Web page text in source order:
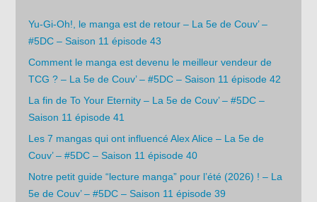
Yu-Gi-Oh!, le manga est de retour – La 5e de Couv’ –
#5DC – Saison 11 épisode 43
Comment le manga est devenu le meilleur vendeur de
TCG ? – La 5e de Couv’ – #5DC – Saison 11 épisode 42
La fin de To Your Eternity – La 5e de Couv’ – #5DC –
Saison 11 épisode 41
Les 7 mangas qui ont influencé Alex Alice – La 5e de
Couv’ – #5DC – Saison 11 épisode 40
Notre petit guide “lecture manga” pour l’été (2026) ! – La
5e de Couv’ – #5DC – Saison 11 épisode 39